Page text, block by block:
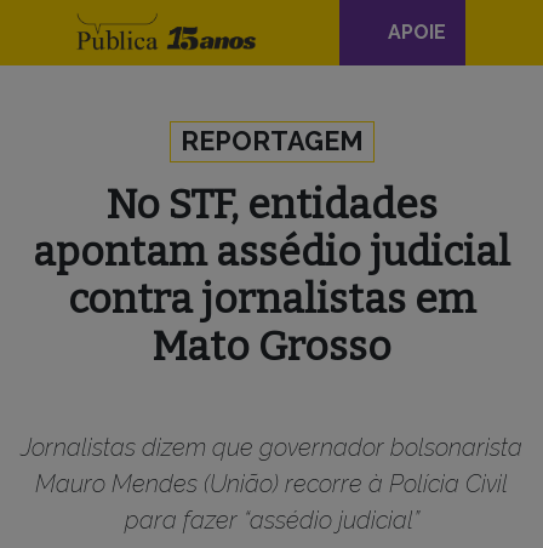
Navegação
principal
APOIE
REPORTAGEM
No STF, entidades
apontam assédio judicial
contra jornalistas em
Mato Grosso
Jornalistas dizem que governador bolsonarista
Mauro Mendes (União) recorre à Polícia Civil
para fazer “assédio judicial”